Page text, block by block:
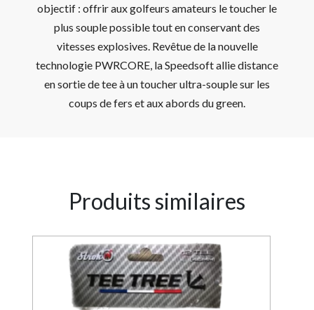
objectif : offrir aux golfeurs amateurs le toucher le
plus souple possible tout en conservant des
vitesses explosives. Revêtue de la nouvelle
technologie PWRCORE, la Speedsoft allie distance
en sortie de tee à un toucher ultra-souple sur les
coups de fers et aux abords du green.
Produits similaires